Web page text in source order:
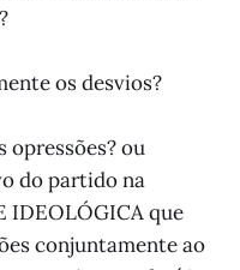
os desvios?
opressões? ou
do partido na
IDEOLÓGICA que
conjuntamente ao